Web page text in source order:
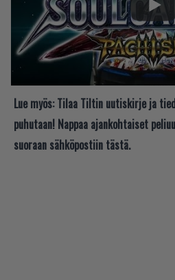
Lue myös: Tilaa Tiltin uutiskirje ja
puhutaan! Nappaa ajankohtaiset
suoraan sähköpostiin tästä.